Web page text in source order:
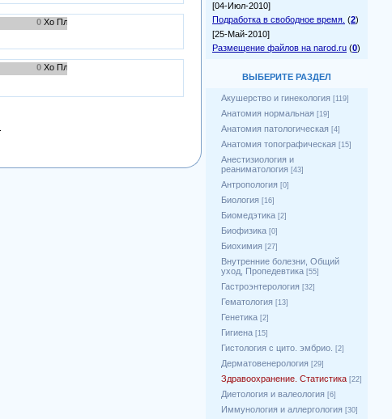
0
0
[04-Июл-2010]
Подработка в свободное время. (2)
[25-Май-2010]
Размещение файлов на narod.ru (0)
ВЫБЕРИТЕ РАЗДЕЛ
Акушерство и гинекология [119]
Анатомия нормальная [19]
Анатомия патологическая [4]
Анатомия топографическая [15]
Анестизиология и
реаниматология [43]
Антропология [0]
Биология [16]
Биомедэтика [2]
Биофизика [0]
Биохимия [27]
Внутренние болезни, Общий
уход, Пропедевтика [55]
Гастроэнтерология [32]
Гематология [13]
Генетика [2]
Гигиена [15]
Гистология с цито. эмбрио. [2]
Дерматовенерология [29]
Здравоохранение. Статистика [22]
Диетология и валеология [6]
Иммунология и аллергология [30]